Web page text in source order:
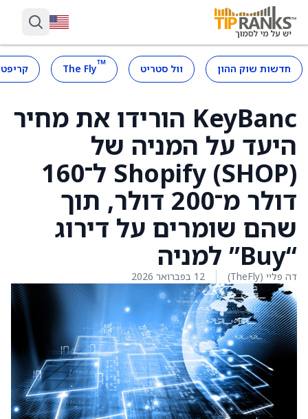
חדשות שוק ההון וול סטריט ™
The Fly
KeyBanc הורידו את מחיר
היעד על המניה של
Shopify (SHOP) ל־160
דולר מ־200 דולר, תוך
שהם שומרים על דירוג
“Buy” למניה
דה פליי (TheFly) 12 בפברואר 2026